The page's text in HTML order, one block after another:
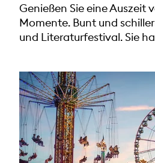
Genießen Sie eine Auszeit
Momente. Bunt und
und Literaturfestival. Sie